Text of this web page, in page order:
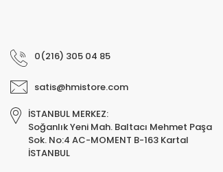
0(216) 305 04 85
satis@hmistore.com
İSTANBUL MERKEZ:
Soğanlık Yeni Mah. Baltacı Mehmet Paşa
Sok. No:4 AC-MOMENT B-163 Kartal
İSTANBUL